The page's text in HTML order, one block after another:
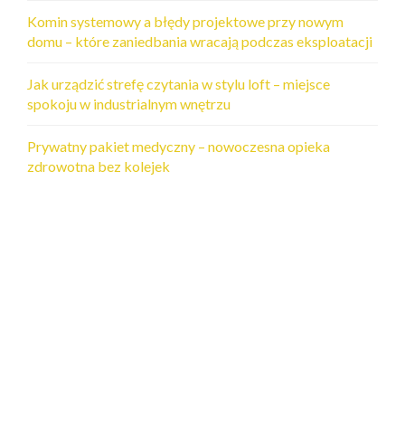
Komin systemowy a błędy projektowe przy nowym
domu – które zaniedbania wracają podczas eksploatacji
Jak urządzić strefę czytania w stylu loft – miejsce
spokoju w industrialnym wnętrzu
Prywatny pakiet medyczny – nowoczesna opieka
zdrowotna bez kolejek